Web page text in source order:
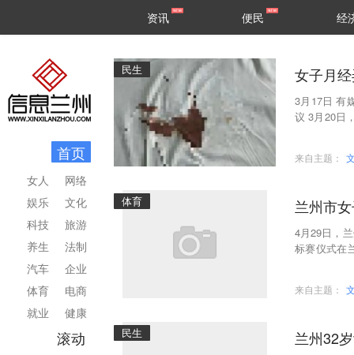
区县
资讯 便民 经
首页
网络
文化
旅游
法制
企业
电商
健康
女人
娱乐
科技
养生
汽车
体育
就业
滚动
民生 女子月
3月17日 有
议 3月20日
来自主题：
体育 兰州市
4月29日，
标赛仪式在
来自主题：
民生 兰州32